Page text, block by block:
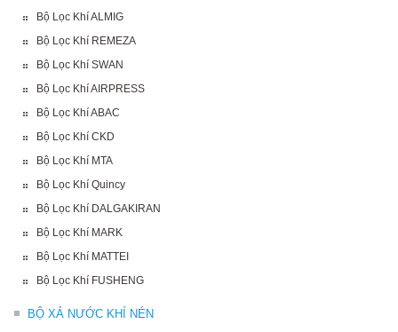
Bộ Lọc Khí ALMIG
Bộ Lọc Khí REMEZA
Bộ Lọc Khí SWAN
Bộ Lọc Khí AIRPRESS
Bộ Lọc Khí ABAC
Bộ Lọc Khí CKD
Bộ Lọc Khí MTA
Bộ Lọc Khí Quincy
Bộ Lọc Khí DALGAKIRAN
Bộ Lọc Khí MARK
Bộ Lọc Khí MATTEI
Bộ Lọc Khí FUSHENG
BỘ XẢ NƯỚC KHÍ NÉN